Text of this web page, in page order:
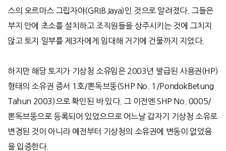
스의 오르마스 그립자야(GRIB Jaya)인 것으로 알려졌다.
그들은
부지 안에 초소를 설치하고 조직원들을 상주시키는 것에 그치지
않고 토지 일부를 제 3자에게 임대해 거기에 건물까지 지었다.
하지만 해당 토지가 기상청 소유임은 2003년 발급된 사용권 (HP)
형태의 소유권 증서 1 호/뽄독브뚱(SHP No. 1/PondokBetung
Tahun 2003) 으로 확인된 바 있다. 그 이전엔 SHP No. 0005/
뽄독브뚱으로 등록되어 있었으므로 어느날 갑자기 기상청 소유로
변경된 것이 아니라 예전부터 기상청의 소유권에 변동이 없었음
을 입증한다.